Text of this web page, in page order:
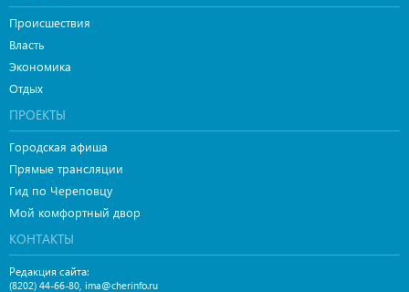
Происшествия
Власть
Экономика
Отдых
ПРОЕКТЫ
Городская афиша
Прямые трансляции
Гид по Череповцу
Мой комфортный двор
КОНТАКТЫ
Редакция сайта:
(8202) 44-66-80 ima@cherinfo.ru